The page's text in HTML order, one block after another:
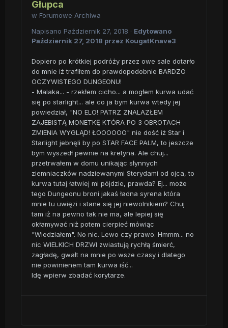
Głupca
w Forumowe Archiwa
Napisano Październik 27, 2018 · Edytowano
Październik 27, 2018 przez KougatKnave3
Dopiero po krótkiej podróży przez owe sale dotarło
do mnie iż trafiłem do prawdopodobnie BARDZO
OCZYWISTEGO DUNGEONU!
- Malaka... - rzekłem cicho... a mogłem kurwa udać
się po starlight... ale co ja bym kurwa wtedy jej
powiedział, "NO ELO! PATRZ ZNALAZŁEM
ZAJEBISTĄ MONETKĘ KTÓRA PO 3 OBROTACH
ZMIENIA WYGLĄD! ŁOOOOOO" nie dość iż Star i
Starlight jebnęli by po STAR FACE PALM, to jeszcze
bym wyszedł pewnie na kretyna. Ale chuj...
przetrwałem w domu unikając słynnych
ziemniaczków nadziewanymi Sterydami od ojca, to
kurwa tutaj łatwiej mi pójdzie, prawda? Ej... może
tego Dungeonu broni jakaś ładna syrena która
mnie tu uwięzi i stane się jej niewolnikiem? Chuj
tam iż na pewno tak nie ma, ale lepiej się
okłamywać niż potem cierpieć mówiąc
"Wiedziałem". No nic. Lewo czy prawo. Hmmm... no
nic WIELKICH DRZWI zwiastują rychłą śmierć,
zagładę, gwałt na mnie po wsze czasy i dlatego
nie powinienem tam kurwa iść...
Idę wpierw zbadać korytarze.